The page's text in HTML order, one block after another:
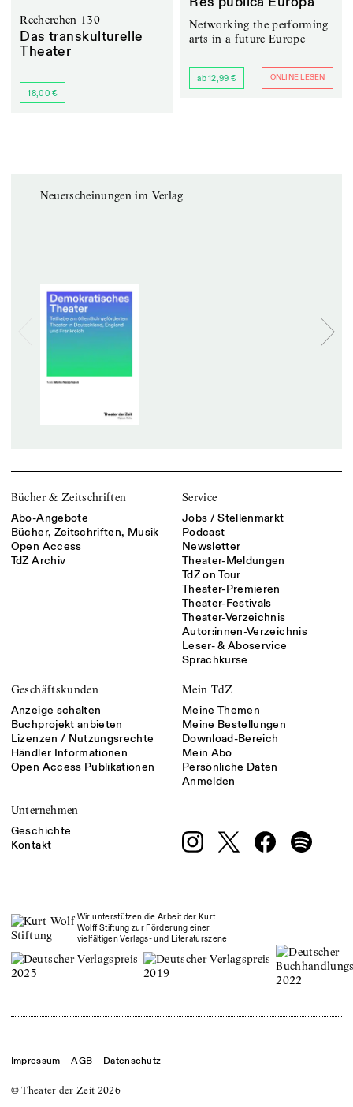
Networking the performing
arts in a future Europe
ab 12,99 € ONLINE LESEN
Recherchen 130
Das transkulturelle
Theater
18,00 €
Neuerscheinungen im Verlag
Bücher & Zeitschriften
Abo-Angebote
Bücher, Zeitschriften, Musik
Open Access
TdZ Archiv
Service
Jobs / Stellenmarkt
Podcast
Newsletter
Theater-Meldungen
TdZ on Tour
Theater-Premieren
Theater-Festivals
Theater-Verzeichnis
Autor:innen-Verzeichnis
Leser- & Aboservice
Sprachkurse
Geschäftskunden
Anzeige schalten
Buchprojekt anbieten
Lizenzen / Nutzungsrechte
Händler Informationen
Open Access Publikationen
Mein TdZ
Meine Themen
Meine Bestellungen
Download-Bereich
Mein Abo
Persönliche Daten
Anmelden
Unternehmen
Geschichte
Kontakt
Wir unterstützen die Arbeit der Kurt
Wolff Stiftung zur Förderung einer
vielfältigen Verlags- und Literaturszene
© Theater der Zeit 2026
Impressum AGB Datenschutz